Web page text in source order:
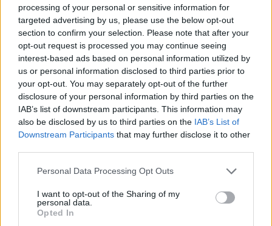
processing of your personal or sensitive information for
targeted advertising by us, please use the below opt-out
section to confirm your selection. Please note that after your
opt-out request is processed you may continue seeing
interest-based ads based on personal information utilized by
us or personal information disclosed to third parties prior to
your opt-out. You may separately opt-out of the further
disclosure of your personal information by third parties on the
IAB’s list of downstream participants. This information may
also be disclosed by us to third parties on the IAB’s List of
Downstream Participants that may further disclose it to other
Please note that this website/app uses one or more Google
not limited to your visit or usage behaviour. You may click to
grant or deny consent to Google and its third-party tags to
use your data for below specified purposes in below Google
Personal Data Processing Opt Outs
I want to opt-out of the Sharing of my
personal data.
Opted In
Optimiser plus-values, retraits et annuités : guide
pratique pour investisseurs
Un guide pratique pour choisir entre vendre, donner, transformer ou bâtir
autour d'actifs fortement valorisés et pour comprendre des solutions
comme S‑corp,…
Emanuele Galli · 2 Avr 2026